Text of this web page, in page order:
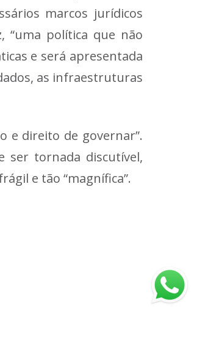
marcos jurídicos
“uma política que não
e será apresentada
as infraestruturas
e direito de governar”.
ser tornada discutível,
e tão “magnífica”.